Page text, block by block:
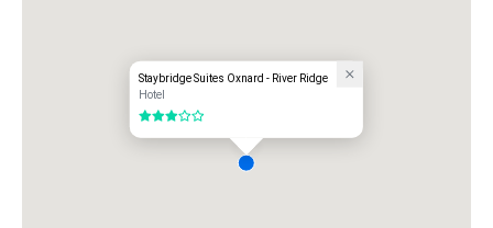
Staybridge Suites Oxnard - River Ridge
Hotel
3 de 5